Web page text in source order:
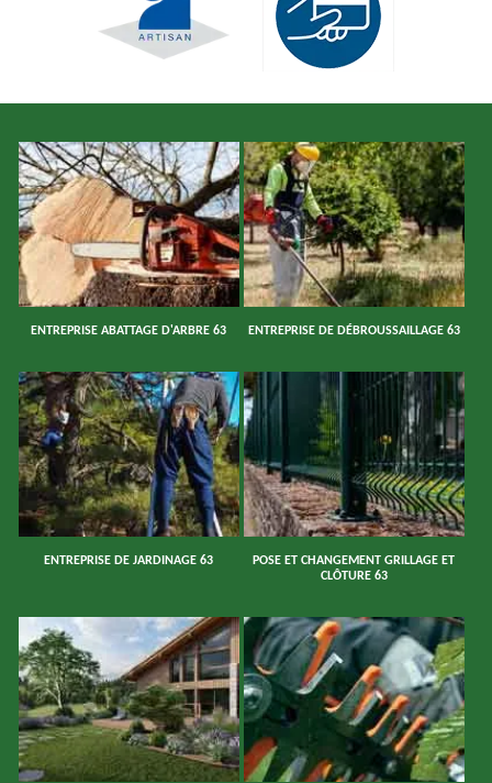
ENTREPRISE ABATTAGE D'ARBRE 63 ENTREPRISE DE DÉBROUSSAILLAGE 63
ENTREPRISE DE JARDINAGE 63
POSE ET CHANGEMENT GRILLAGE ET
CLÔTURE 63